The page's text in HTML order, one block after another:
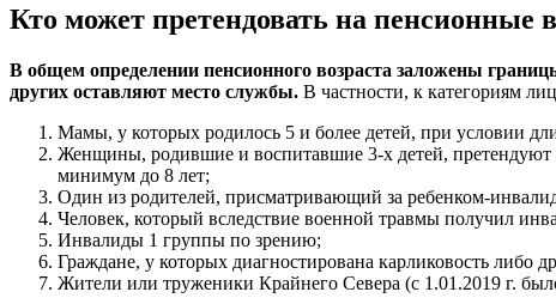
Кто может претендовать на пенсионные
В общем определении пенсионного возраста заложены
других оставляют место службы. В частности, к категориям
Мамы, у которых родилось 5 и более детей, при условии
Женщины, родившие и воспитавшие 3-х детей,
минимум до 8 лет;
Один из родителей, присматривающий за ребенком-
Человек, который вследствие военной травмы получил
Инвалиды 1 группы по зрению;
Граждане, у которых диагностирована карликовость либо
Жители или труженики Крайнего Севера (с 1.01.2019 г.